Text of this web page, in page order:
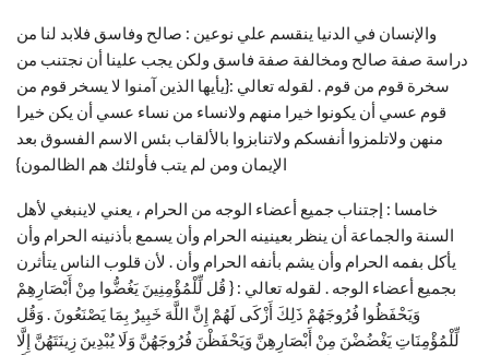
والإنسان في الدنيا ينقسم علي نوعين : صالح وفاسق فلابد لنا من
دراسة صفة صالح ومخالفة صفة فاسق ولكن يجب علينا أن نجتنب من
سخرة قوم من قوم . لقوله تعالي :{يأيها الذين آمنوا لا يسخر قوم من
قوم عسي أن يكونوا خيرا منهم ولانساء من نساء عسي أن يكن خيرا
منهن ولاتلمزوا أنفسكم ولاتنابزوا بالألقاب بئس الاسم الفسوق بعد
خامسا : إجتناب جميع أعضاء الوجه من الحرام ، يعني لاينبغي لأهل
السنة والجماعة أن ينظر بعينينه الحرام وأن يسمع بأذنينه الحرام وأن
يأكل بفمه الحرام وأن يشم بأنفه الحرام وأن . لأن قلوب الناس يتأثرن
بجميع أعضاء الوجه . لقوله تعالي : { قُل لِّلْمُؤْمِنِينَ يَغُضُّوا مِنْ أَبْصَارِهِمْ
وَيَحْفَظُوا فُرُوجَهُمْ ذَلِكَ أَزْكَى لَهُمْ إِنَّ اللَّهَ خَبِيرٌ بِمَا يَصْنَعُونَ . وَقُل
لِّلْمُؤْمِنَاتِ يَغْضُضْنَ مِنْ أَبْصَارِهِنَّ وَيَحْفَظْنَ فُرُوجَهُنَّ وَلَا يُبْدِينَ زِينَتَهُنَّ إِلَّا